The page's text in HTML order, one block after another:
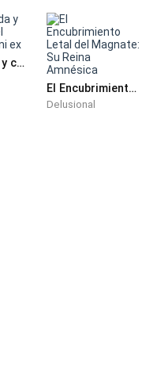
Embarazada y casada con el enemigo de mi ex
El Encubrimiento Letal del Magnate: Su Reina Amnésica
Delusional